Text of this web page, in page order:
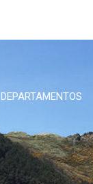
DEPARTAMENTOS